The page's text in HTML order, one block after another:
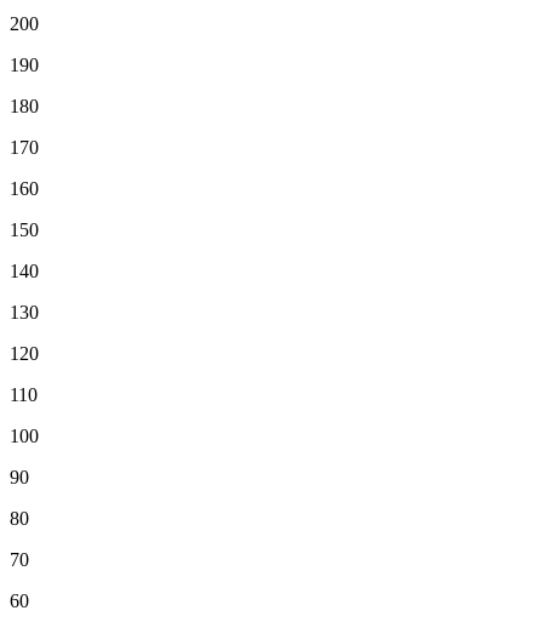
200
190
180
170
160
150
140
130
120
110
100
90
80
70
60